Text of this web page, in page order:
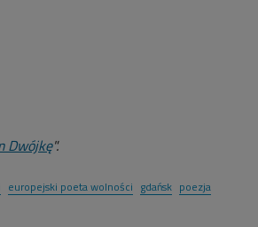
Dwójkę".
europejski poeta wolności gdańsk poezja